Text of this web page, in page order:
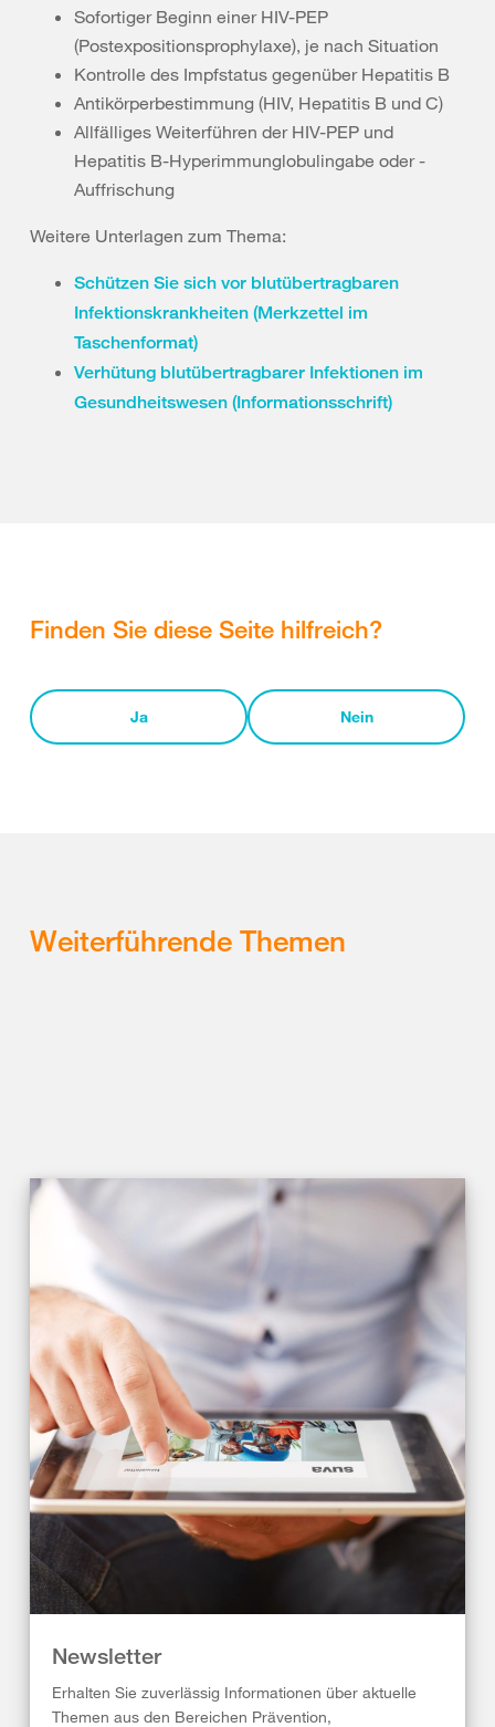
Sofortiger Beginn einer HIV-PEP
(Postexpositionsprophylaxe), je nach Situation
Kontrolle des Impfstatus gegenüber Hepatitis B
Antikörperbestimmung (HIV, Hepatitis B und C)
Allfälliges Weiterführen der HIV-PEP und
Hepatitis B-Hyperimmunglobulingabe oder -
Auffrischung
Weitere Unterlagen zum Thema:
Schützen Sie sich vor blutübertragbaren
Infektionskrankheiten (Merkzettel im
Taschenformat)
Verhütung blutübertragbarer Infektionen im
Gesundheitswesen (Informationsschrift)
Finden Sie diese Seite hilfreich?
Ja Nein
Weiterführende Themen
Newsletter
Erhalten Sie zuverlässig Informationen über aktuelle
Themen aus den Bereichen Prävention,